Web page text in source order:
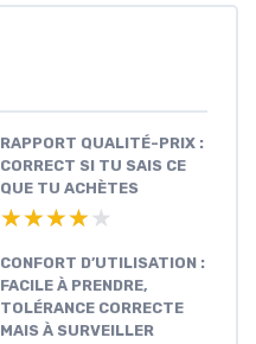
RAPPORT QUALITÉ-PRIX :
CORRECT SI TU SAIS CE
QUE TU ACHÈTES
★★★★★
★★★★★
CONFORT D’UTILISATION :
FACILE À PRENDRE,
TOLÉRANCE CORRECTE
MAIS À SURVEILLER